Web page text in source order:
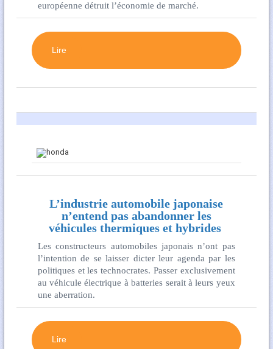
européenne détruit l’économie de marché.
Lire
L’industrie automobile japonaise
n’entend pas abandonner les
véhicules thermiques et hybrides
Les constructeurs automobiles japonais n’ont pas
l’intention de se laisser dicter leur agenda par les
politiques et les technocrates. Passer exclusivement
au véhicule électrique à batteries serait à leurs yeux
une aberration.
Lire